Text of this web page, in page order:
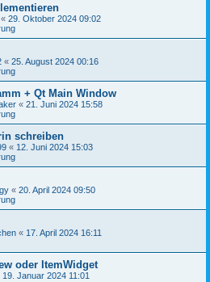
« 29. Oktober 2024 09:02
« 25. August 2024 00:16
+ Qt Main Window
« 21. Juni 2024 15:58
schreiben
« 12. Juni 2024 15:03
« 20. April 2024 09:50
« 17. April 2024 16:11
oder ItemWidget
19. Januar 2024 11:01